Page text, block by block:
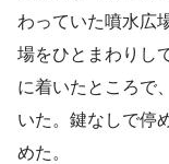
わっていた噴水広
場をひとまわりし
に着いたところで
いた。鍵なしで停
めた。